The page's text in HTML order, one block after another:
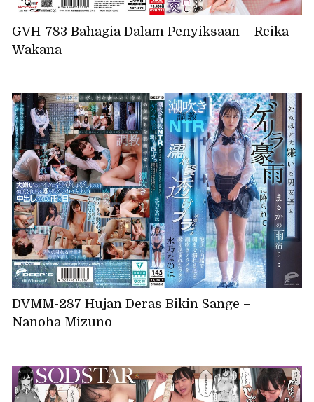
GVH-783 Bahagia Dalam Penyiksaan – Reika
Wakana
DVMM-287 Hujan Deras Bikin Sange –
Nanoha Mizuno